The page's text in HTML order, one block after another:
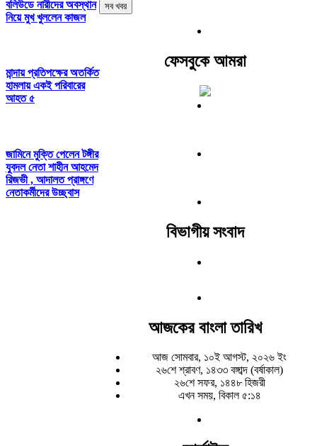
বলিউডে নারীদের অবস্থান
নিয়ে মুখ খুললেন কাজল
মান্দায় প্রতিপক্ষের অতর্কিত
হামলায় একই পরিবারের
আহত ৫
জামিনে মুক্তি পেলেন টঙ্গীর
যুবদল নেতা শাহীন আহমেদ
রিজভী , আদালত প্রাঙ্গণে
নেতাকর্মীদের উচ্ছ্বাস
সব খবর
ফেসবুকে আমরা
বিভাগীয় সংবাদ
আজকের বাংলা তারিখ
আজ সোমবার, ১০ই আগস্ট, ২০২৬ ইং
২৬শে শ্রাবণ, ১৪৩৩ বঙ্গাব্দ (বর্ষাকাল)
২৬শে সফর, ১৪৪৮ হিজরী
এখন সময়, বিকাল ৫:১৪